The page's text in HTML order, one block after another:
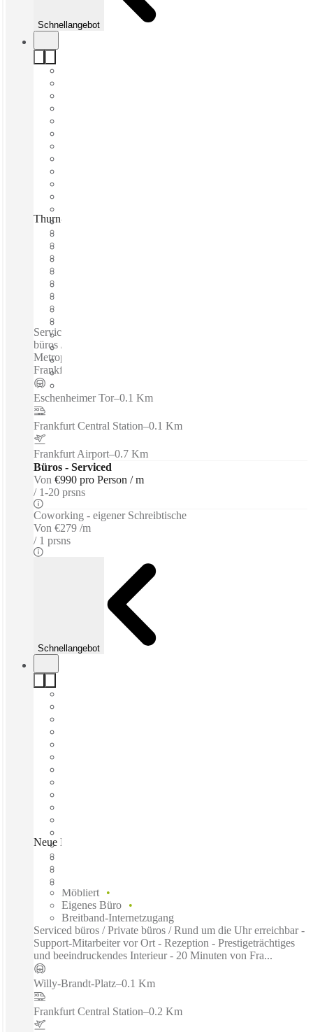
Schnellangebot
Thurn-und-Taxis-Platz, Frankfurt, 60313
Serviced büros / Private büros / Coworking spaces / Virtuelle
büros /Luxuriöses Business Center Im Herzen Der Main-
Metropole Mit Einem Einzigartigen Ausblick Auf Die
Frankfurter Skyline Und Fantastischer Nah...
Eschenheimer Tor–0.1 Km
Frankfurt Central Station–0.1 Km
Frankfurt Airport–0.7 Km
Büros - Serviced
Von €990 pro Person / m
1-20 prsns
Coworking - eigener Schreibtische
Von €279 /m
1 prsns
Schnellangebot
Neue Mainzer Straße, Frankfurt, 60311
Möbliert
Eigenes Büro
Breitband-Internetzugang
Serviced büros / Private büros / Rund um die Uhr erreichbar -
Support-Mitarbeiter vor Ort - Rezeption - Prestigeträchtiges
und beeindruckendes Interieur - 20 Minuten von Fra...
Willy-Brandt-Platz–0.1 Km
Frankfurt Central Station–0.2 Km